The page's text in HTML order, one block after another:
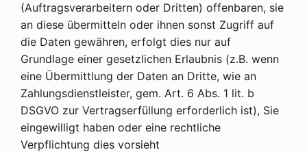
(Auftragsverarbeitern oder Dritten) offenbaren, sie
an diese übermitteln oder ihnen sonst Zugriff auf
die Daten gewähren, erfolgt dies nur auf
Grundlage einer gesetzlichen Erlaubnis (z.B. wenn
eine Übermittlung der Daten an Dritte, wie an
Zahlungsdienstleister, gem. Art. 6 Abs. 1 lit. b
DSGVO zur Vertragserfüllung erforderlich ist), Sie
eingewilligt haben oder eine rechtliche
Verpflichtung dies vorsieht